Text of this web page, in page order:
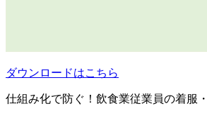
ダウンロードはこちら
仕組み化で防ぐ！飲食業従業員の着服